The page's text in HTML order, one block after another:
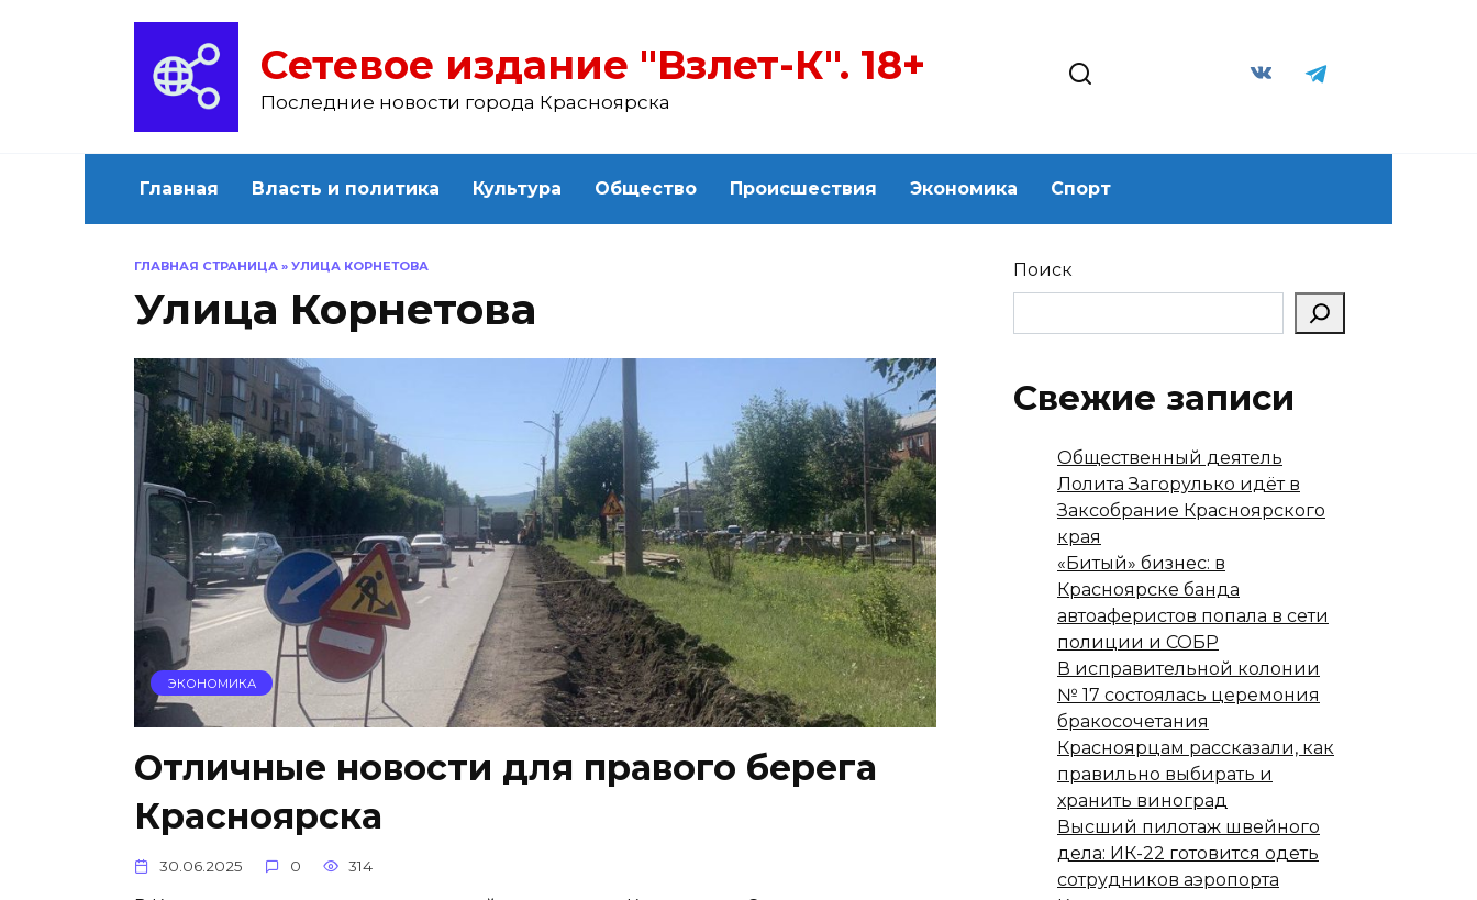
Сетевое издание "Взлет-К". 18+
Последние новости города Красноярска
Главная Власть и политика Культура Общество Происшествия Экономика Спорт
ГЛАВНАЯ СТРАНИЦА » УЛИЦА КОРНЕТОВА
Улица Корнетова
ЭКОНОМИКА
Отличные новости для правого берега
Красноярска
30.06.2025 0 314
Поиск
Свежие записи
Общественный деятель
Лолита Загорулько идёт в
Заксобрание Красноярского
края
«Битый» бизнес: в
Красноярске банда
автоаферистов попала в сети
полиции и СОБР
В исправительной колонии
№ 17 состоялась церемония
бракосочетания
Красноярцам рассказали, как
правильно выбирать и
хранить виноград
Высший пилотаж швейного
дела: ИК-22 готовится одеть
сотрудников аэропорта